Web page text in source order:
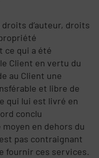
d’auteur, droits
qui a été
Client en vertu du
au Client une
et libre de
qui lui est livré en
conclu
en dehors du
pas contraignant
fournir ces services.